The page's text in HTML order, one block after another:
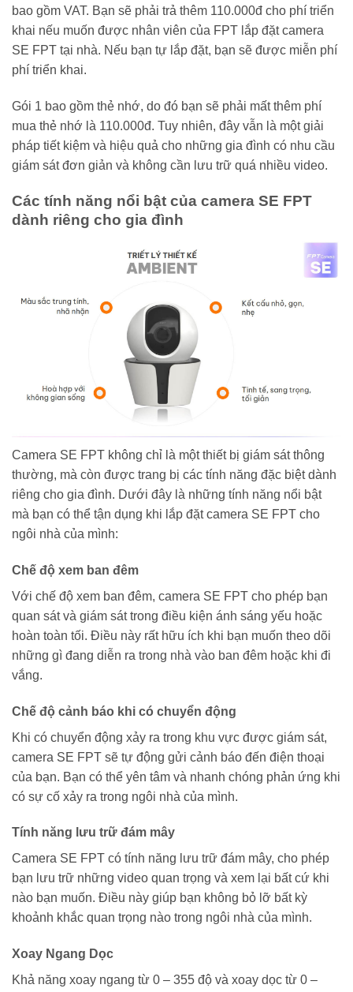
bao gồm VAT. Bạn sẽ phải trả thêm 110.000đ cho phí triển
khai nếu muốn được nhân viên của FPT lắp đặt camera
SE FPT tại nhà. Nếu bạn tự lắp đặt, bạn sẽ được miễn phí
phí triển khai.
Gói 1 bao gồm thẻ nhớ, do đó bạn sẽ phải mất thêm phí
mua thẻ nhớ là 110.000đ. Tuy nhiên, đây vẫn là một giải
pháp tiết kiệm và hiệu quả cho những gia đình có nhu cầu
giám sát đơn giản và không cần lưu trữ quá nhiều video.
Các tính năng nổi bật của camera SE FPT
dành riêng cho gia đình
Camera SE FPT không chỉ là một thiết bị giám sát thông
thường, mà còn được trang bị các tính năng đặc biệt dành
riêng cho gia đình. Dưới đây là những tính năng nổi bật
mà bạn có thể tận dụng khi lắp đặt camera SE FPT cho
ngôi nhà của mình:
Chế độ xem ban đêm
Với chế độ xem ban đêm, camera SE FPT cho phép bạn
quan sát và giám sát trong điều kiện ánh sáng yếu hoặc
hoàn toàn tối. Điều này rất hữu ích khi bạn muốn theo dõi
những gì đang diễn ra trong nhà vào ban đêm hoặc khi đi
vắng.
Chế độ cảnh báo khi có chuyển động
Khi có chuyển động xảy ra trong khu vực được giám sát,
camera SE FPT sẽ tự động gửi cảnh báo đến điện thoại
của bạn. Bạn có thể yên tâm và nhanh chóng phản ứng khi
có sự cố xảy ra trong ngôi nhà của mình.
Tính năng lưu trữ đám mây
Camera SE FPT có tính năng lưu trữ đám mây, cho phép
bạn lưu trữ những video quan trọng và xem lại bất cứ khi
nào bạn muốn. Điều này giúp bạn không bỏ lỡ bất kỳ
khoảnh khắc quan trọng nào trong ngôi nhà của mình.
Xoay Ngang Dọc
Khả năng xoay ngang từ 0 – 355 độ và xoay dọc từ 0 –